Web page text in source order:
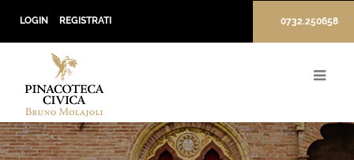
LOGIN REGISTRATI 0732.250658